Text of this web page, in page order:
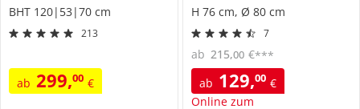
BHT 120|53|70 cm
213
ab 299,00 €
H 76 cm, Ø 80 cm
7
ab 129,00 €
Online zum
ab 215,00 €***